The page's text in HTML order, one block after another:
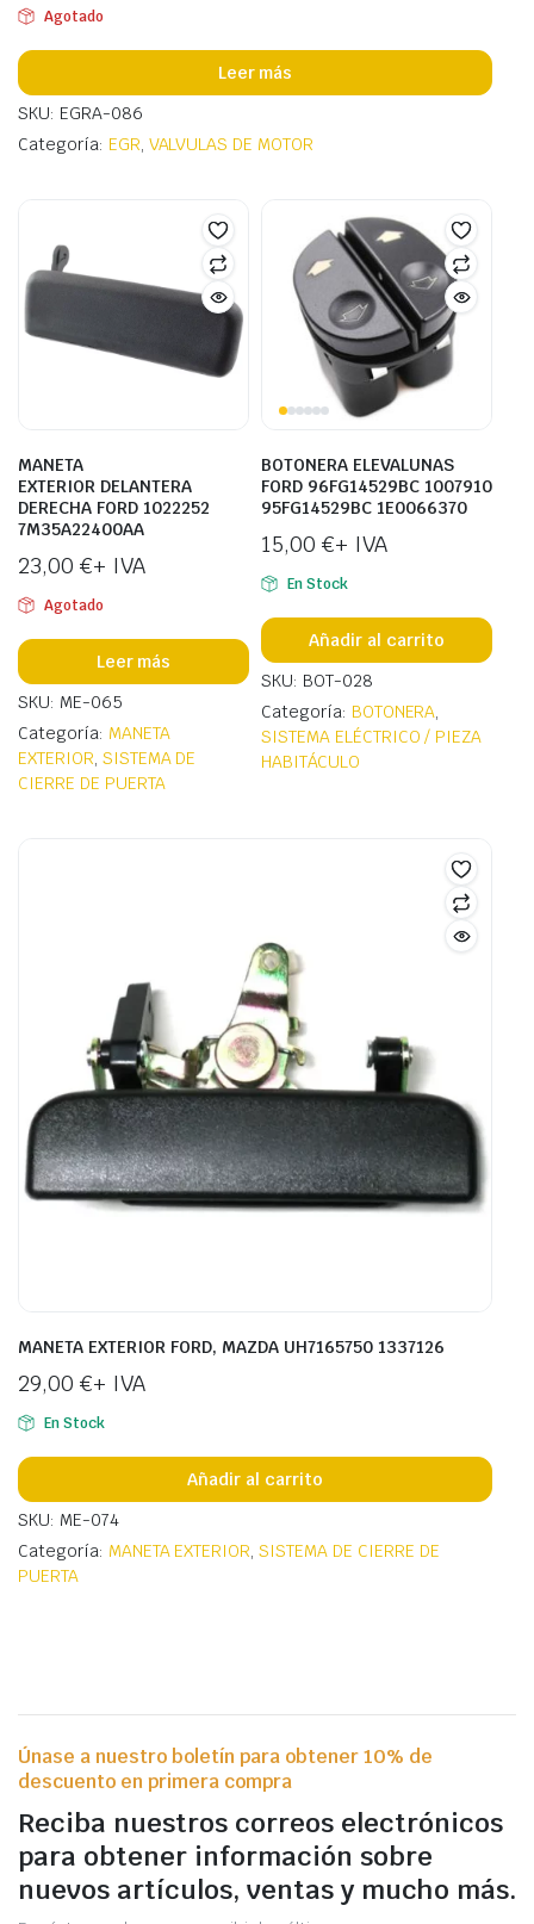
Agotado
Leer más
SKU: EGRA-086
Categoría: EGR, VALVULAS DE MOTOR
MANETA
EXTERIOR DELANTERA
DERECHA FORD 1022252
7M35A22400AA
23,00 €+ IVA
Agotado
Leer más
SKU: ME-065
Categoría: MANETA
EXTERIOR, SISTEMA DE
CIERRE DE PUERTA
BOTONERA ELEVALUNAS
FORD 96FG14529BC 1007910
95FG14529BC 1E0066370
15,00 €+ IVA
En Stock
Añadir al carrito
SKU: BOT-028
Categoría: BOTONERA,
SISTEMA ELÉCTRICO / PIEZA
HABITÁCULO
MANETA EXTERIOR FORD, MAZDA UH7165750 1337126
29,00 €+ IVA
En Stock
Añadir al carrito
SKU: ME-074
Categoría: MANETA EXTERIOR,SISTEMA DE CIERRE DE
PUERTA
Únase a nuestro boletín para obtener 10% de
descuento en primera compra
Reciba nuestros correos electrónicos
para obtener información sobre
nuevos artículos, ventas y mucho más.